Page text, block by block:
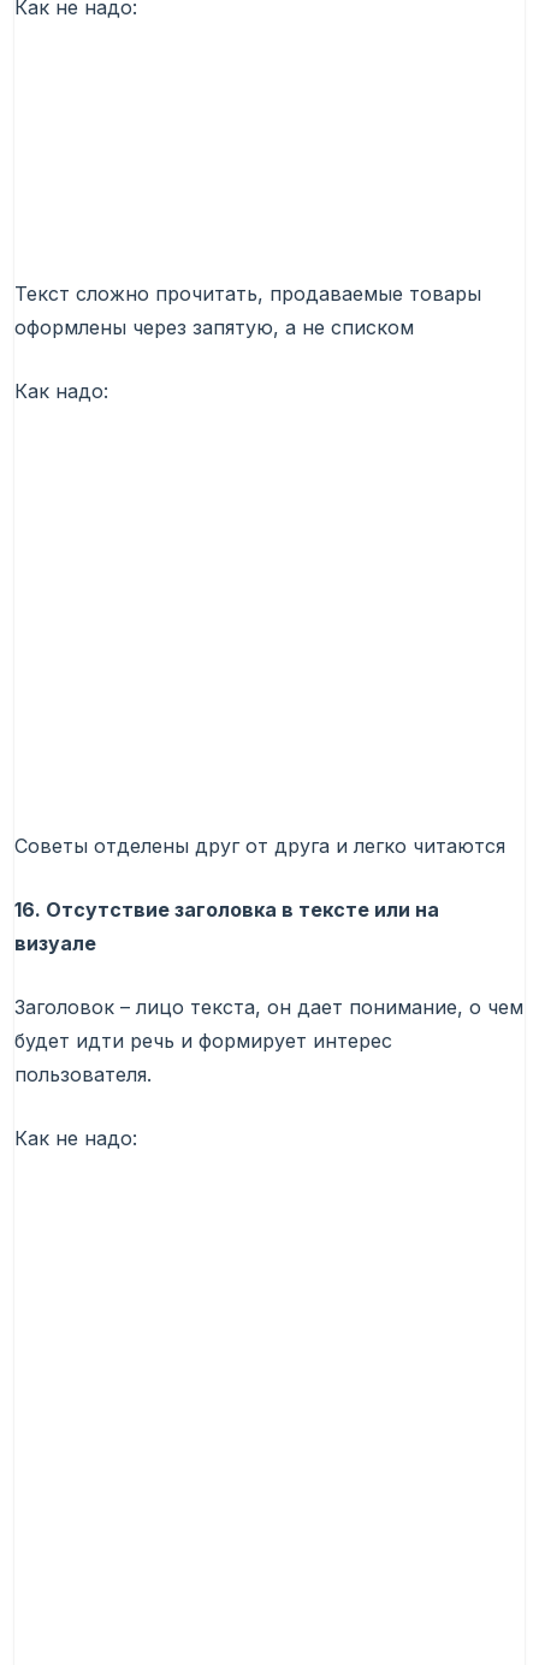
Как не надо:
Текст сложно прочитать, продаваемые товары
оформлены через запятую, а не списком
Как надо:
Советы отделены друг от друга и легко читаются
16. Отсутствие заголовка в тексте или на
визуале
Заголовок – лицо текста, он дает понимание, о чем
будет идти речь и формирует интерес
пользователя.
Как не надо: